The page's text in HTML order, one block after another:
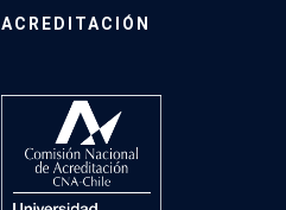
ACREDITACIÓN